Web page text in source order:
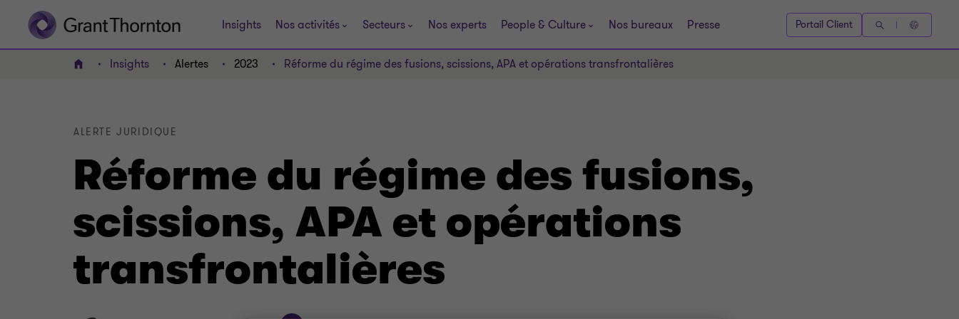
Insights Nos activités Secteurs Nos experts People & Culture Nos bureaux Presse Portail Client
ACCUEILInsights Alertes 2023 Réforme du régime des fusions, scissions, APA et opérations transfrontalières
Réforme du régime des fusions,
scissions, APA et opérations
transfrontalières
ALERTE JURIDIQUE